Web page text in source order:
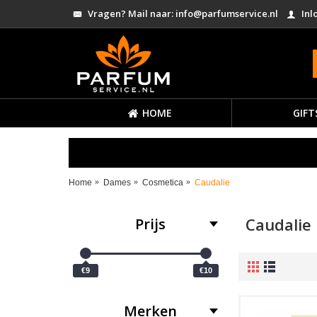
Vragen? Mail naar: info@parfumservice.nl
HOME
Home Dames Cosmetica Caudalie
Prijs
€9 €10
Merken
Caudalie